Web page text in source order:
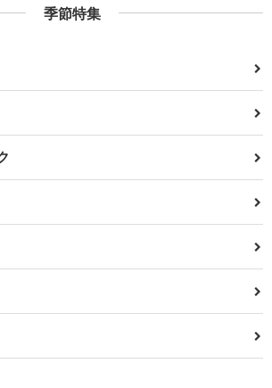
季節特集